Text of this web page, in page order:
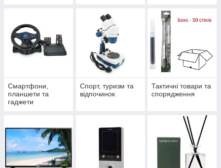
Смартфони,
планшети та
гаджети
Спорт, туризм та
відпочинок
Тактичні товари та
спорядження